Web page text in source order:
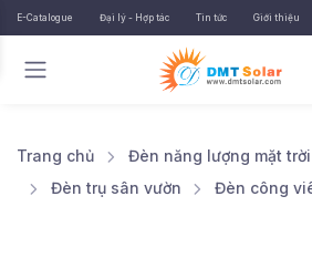
E-Catalogue Đại lý - Hợp tác Tin tức Giới thiệu
Trang chủ Đèn năng lượng mặt trời
Đèn trụ sân vườn
Đèn công